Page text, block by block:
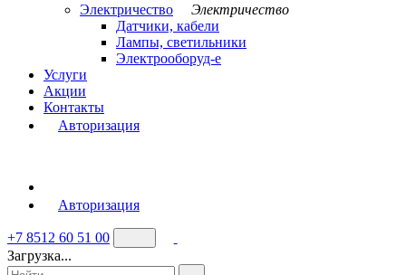
Электричество
Электричество
Датчики, кабели
Лампы, светильники
Электрооборуд-е
Услуги
Акции
Контакты
Авторизация
Авторизация
+7 8512 60 51 00
Загрузка...